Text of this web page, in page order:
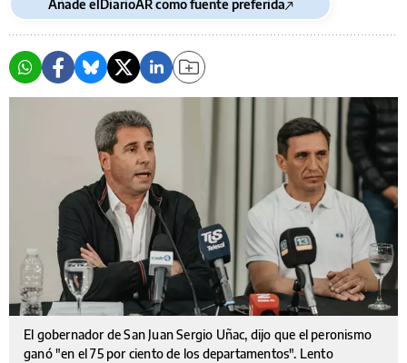
Añade elDiarioAR como fuente preferida
El gobernador de San Juan Sergio Uñac, dijo que el peronismo
ganó "en el 75 por ciento de los departamentos". Lento